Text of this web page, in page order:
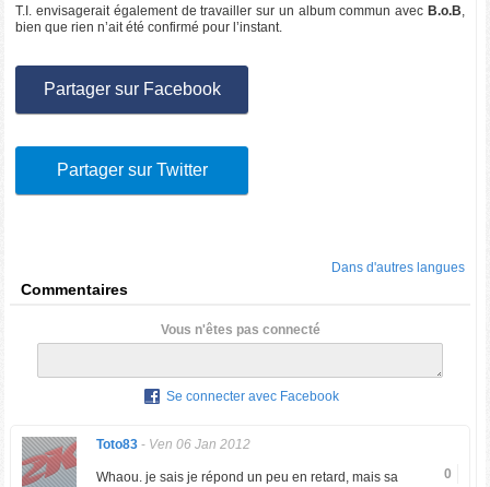
T.I. envisagerait également de travailler sur un album commun avec B.o.B,
bien que rien n’ait été confirmé pour l’instant.
Partager sur Facebook
Partager sur Twitter
Dans d'autres langues
Commentaires
Vous n'êtes pas connecté
Se connecter avec Facebook
Toto83- Ven 06 Jan 2012
0
Whaou. je sais je répond un peu en retard, mais sa